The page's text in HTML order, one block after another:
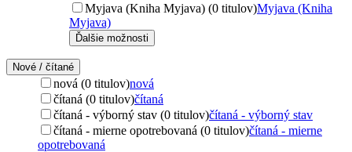
Myjava (Kniha Myjava) (0 titulov)Myjava (Kniha
Myjava)
Ďalšie možnosti
Nové / čítané
nová (0 titulov)nová
čítaná (0 titulov)čítaná
čítaná - výborný stav (0 titulov)čítaná - výborný stav
čítaná - mierne opotrebovaná (0 titulov)čítaná - mierne
opotrebovaná